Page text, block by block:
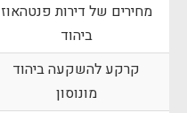
מחירים של דירות פנטהאוז
ביהוד
קרקע להשקעה ביהוד
מונוסון